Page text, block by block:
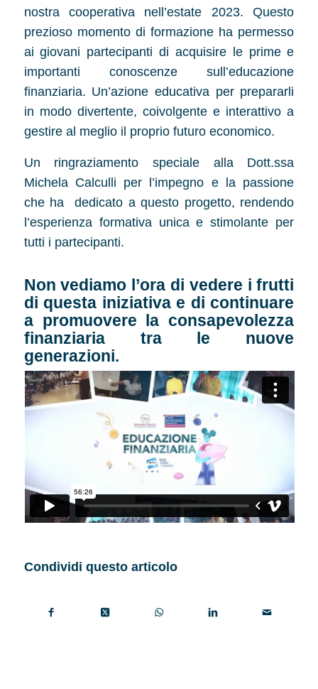
nostra cooperativa nell’estate 2023. Questo
prezioso momento di formazione ha permesso
ai giovani partecipanti di acquisire le prime e
importanti conoscenze sull’educazione
finanziaria. Un’azione educativa per prepararli
in modo divertente, coivolgente e interattivo a
gestire al meglio il proprio futuro economico.
Un ringraziamento speciale alla Dott.ssa
Michela Calculli per l’impegno e la passione
che ha dedicato a questo progetto, rendendo
l’esperienza formativa unica e stimolante per
tutti i partecipanti.
Non vediamo l’ora di vedere i frutti
di questa iniziativa e di continuare
a promuovere la consapevolezza
finanziaria tra le nuove
generazioni.
Condividi questo articolo